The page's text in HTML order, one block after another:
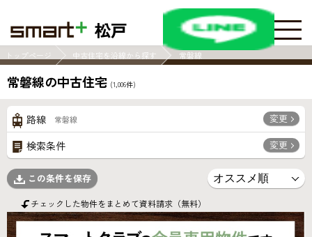
松戸
トップページ 中古住宅を沿線から探す 常磐線
常磐線の中古住宅 (1,006件)
路線 常磐線 変更
検索条件 変更
この条件を保存
チェックした物件をまとめて資料請求（無料）